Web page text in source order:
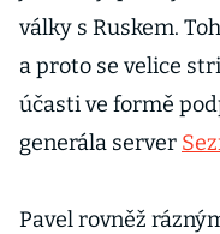
války s Ruskem.
a proto se velice
účasti ve formě
generála server
Pavel rovněž